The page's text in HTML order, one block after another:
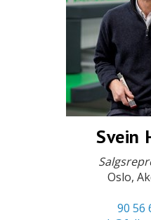
Svein
Oslo,
90 56